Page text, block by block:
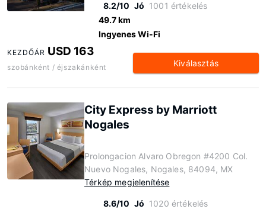
8.2/10 Jó 1001 értékelés
49.7 km
Ingyenes Wi-Fi
KEZDŐÁR USD 163
szobánként / éjszakánként Kiválasztás
City Express by Marriott
Nogales
Prolongacion Alvaro Obregon #4200 Col.
Nuevo Nogales, Nogales, 84094, MX
Térkép megjelenítése
8.6/10 Jó 1020 értékelés